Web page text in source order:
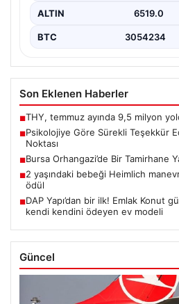
ALTIN 6519.0
BTC 3054234
Son Eklenen Haberler
■THY, temmuz ayında 9,5 milyon
■Psikolojiye Göre Sürekli Teşekkür
Noktası
■Bursa Orhangazi’de Bir Tamirhane
■2 yaşındaki bebeği Heimlich
ödül
■DAP Yapı’dan bir ilk! Emlak Konut
kendi kendini ödeyen ev modeli
Güncel